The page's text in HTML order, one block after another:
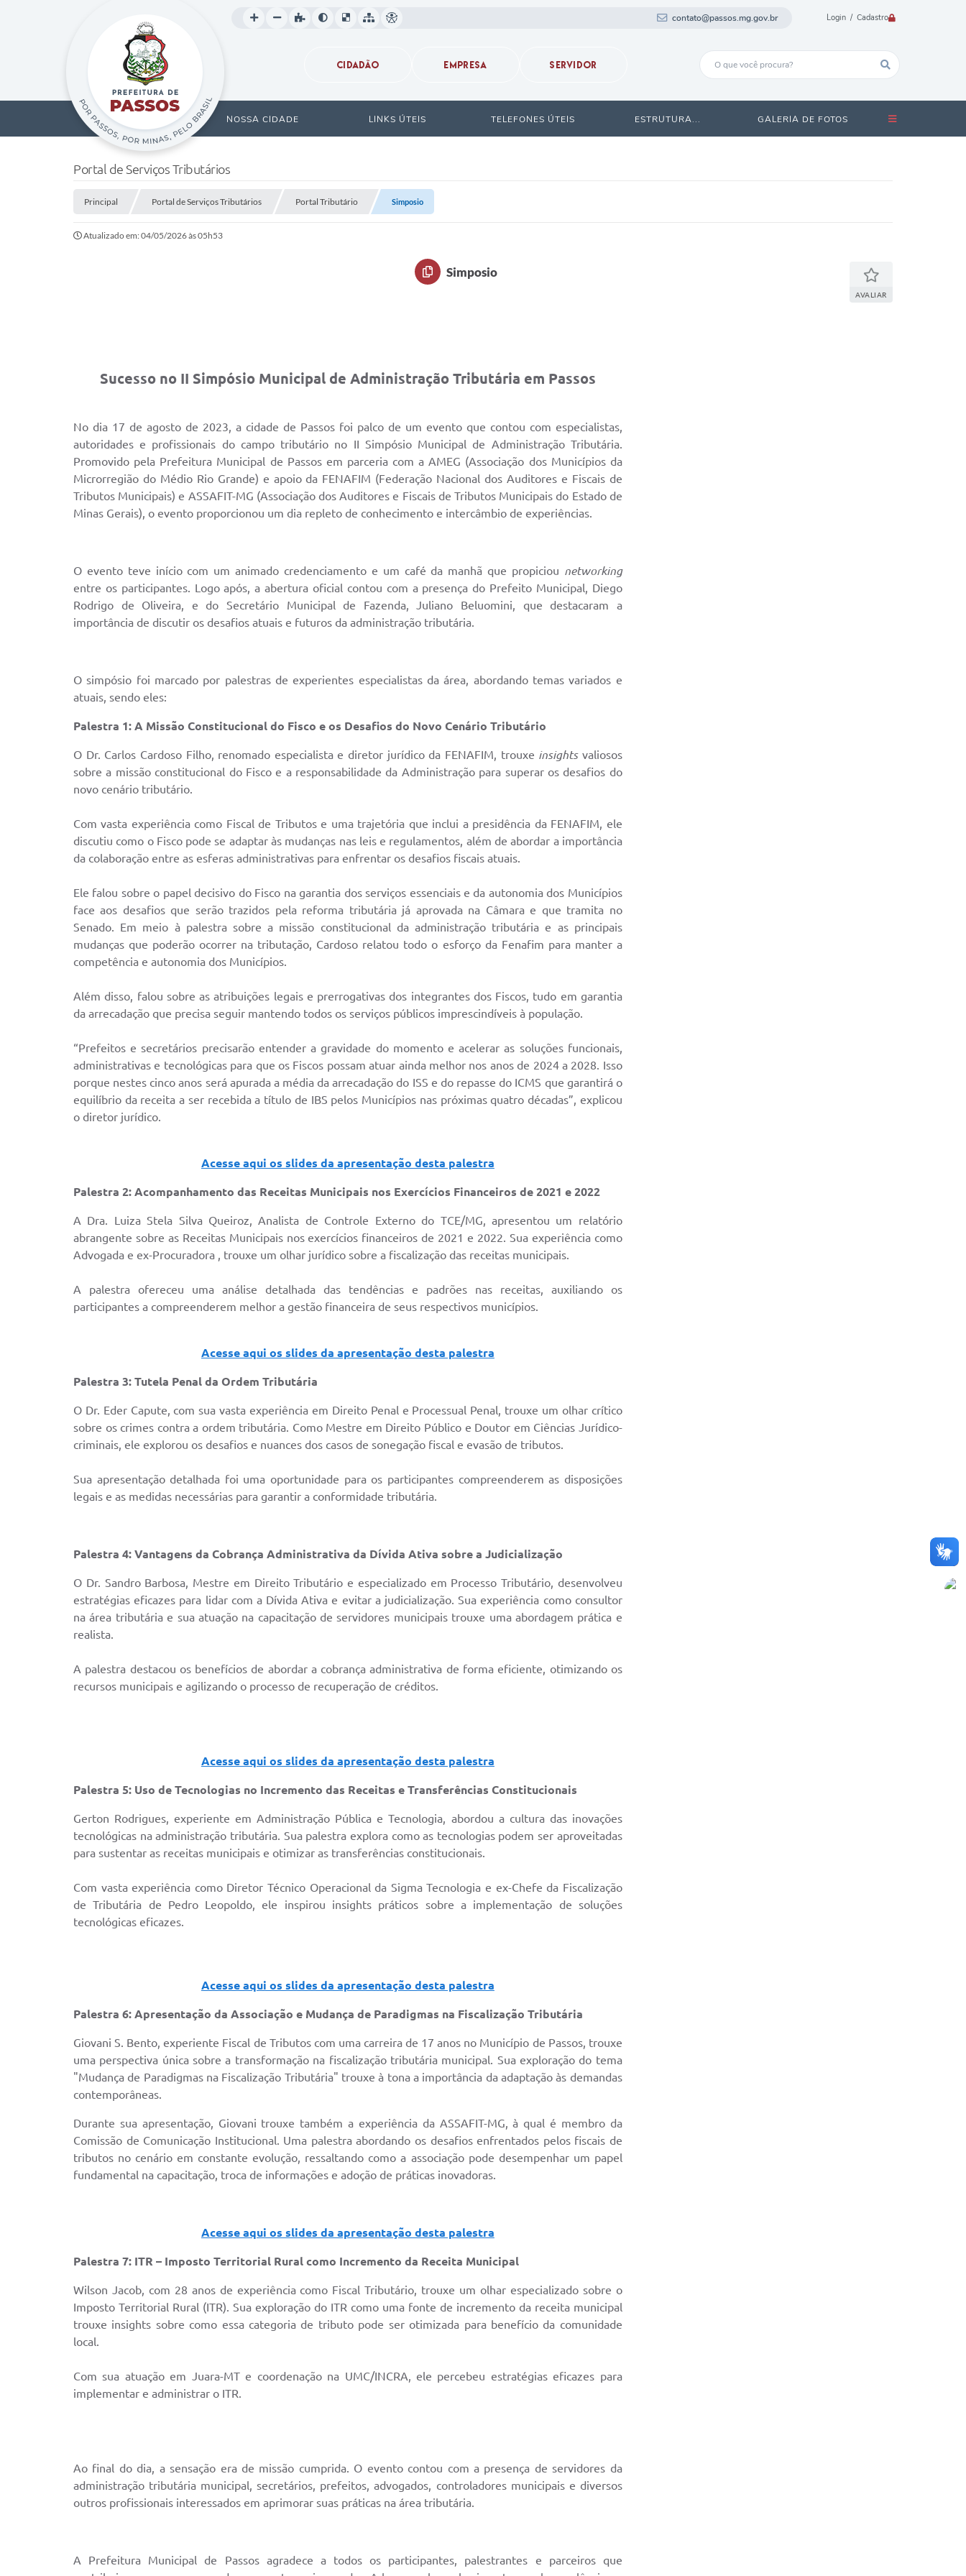
Login / Cadastro
contato@passos.mg.gov.br
CIDADÃO EMPRESA SERVIDOR
NOSSA CIDADE LINKS ÚTEIS TELEFONES ÚTEIS ESTRUTURA... GALERIA DE FOTOS
Portal de Serviços Tributários
Principal Portal de Serviços Tributários Portal Tributário Simposio
Atualizado em: 04/05/2026 às 05h53
Simposio
AVALIAR
Sucesso no II Simpósio Municipal de Administração Tributária em Passos
No dia 17 de agosto de 2023, a cidade de Passos foi palco de um evento que contou com especialistas,
autoridades e profissionais do campo tributário no II Simpósio Municipal de Administração Tributária.
Promovido pela Prefeitura Municipal de Passos em parceria com a AMEG (Associação dos Municípios da
Microrregião do Médio Rio Grande) e apoio da FENAFIM (Federação Nacional dos Auditores e Fiscais de
Tributos Municipais) e ASSAFIT-MG (Associação dos Auditores e Fiscais de Tributos Municipais do Estado de
Minas Gerais), o evento proporcionou um dia repleto de conhecimento e intercâmbio de experiências.
O evento teve início com um animado credenciamento e um café da manhã que propiciou networking
entre os participantes. Logo após, a abertura oficial contou com a presença do Prefeito Municipal, Diego
Rodrigo de Oliveira, e do Secretário Municipal de Fazenda, Juliano Beluomini, que destacaram a
importância de discutir os desafios atuais e futuros da administração tributária.
O simpósio foi marcado por palestras de experientes especialistas da área, abordando temas variados e
atuais, sendo eles:
Palestra 1: A Missão Constitucional do Fisco e os Desafios do Novo Cenário Tributário
O Dr. Carlos Cardoso Filho, renomado especialista e diretor jurídico da FENAFIM, trouxe insightsvaliosos
sobre a missão constitucional do Fisco e a responsabilidade da Administração para superar os desafios do
novo cenário tributário.
Com vasta experiência como Fiscal de Tributos e uma trajetória que inclui a presidência da FENAFIM, ele
discutiu como o Fisco pode se adaptar às mudanças nas leis e regulamentos, além de abordar a importância
da colaboração entre as esferas administrativas para enfrentar os desafios fiscais atuais.
Ele falou sobre o papel decisivo do Fisco na garantia dos serviços essenciais e da autonomia dos Municípios
face aos desafios que serão trazidos pela reforma tributária já aprovada na Câmara e que tramita no
Senado. Em meio à palestra sobre a missão constitucional da administração tributária e as principais
mudanças que poderão ocorrer na tributação, Cardoso relatou todo o esforço da Fenafim para manter a
competência e autonomia dos Municípios.
Além disso, falou sobre as atribuições legais e prerrogativas dos integrantes dos Fiscos, tudo em garantia
da arrecadação que precisa seguir mantendo todos os serviços públicos imprescindíveis à população.
“Prefeitos e secretários precisarão entender a gravidade do momento e acelerar as soluções funcionais,
administrativas e tecnológicas para que os Fiscos possam atuar ainda melhor nos anos de 2024 a 2028. Isso
porque nestes cinco anos será apurada a média da arrecadação do ISS e do repasse do ICMS que garantirá o
equilíbrio da receita a ser recebida a título de IBS pelos Municípios nas próximas quatro décadas”, explicou
o diretor jurídico.
Acesse aqui os slides da apresentação desta palestra
Palestra 2: Acompanhamento das Receitas Municipais nos Exercícios Financeiros de 2021 e 2022
A Dra. Luiza Stela Silva Queiroz, Analista de Controle Externo do TCE/MG, apresentou um relatório
abrangente sobre as Receitas Municipais nos exercícios financeiros de 2021 e 2022. Sua experiência como
Advogada e ex-Procuradora , trouxe um olhar jurídico sobre a fiscalização das receitas municipais.
A palestra ofereceu uma análise detalhada das tendências e padrões nas receitas, auxiliando os
participantes a compreenderem melhor a gestão financeira de seus respectivos municípios.
Acesse aqui os slides da apresentação desta palestra
Palestra 3: Tutela Penal da Ordem Tributária
O Dr. Eder Capute, com sua vasta experiência em Direito Penal e Processual Penal, trouxe um olhar crítico
sobre os crimes contra a ordem tributária. Como Mestre em Direito Público e Doutor em Ciências Jurídico-
criminais, ele explorou os desafios e nuances dos casos de sonegação fiscal e evasão de tributos.
Sua apresentação detalhada foi uma oportunidade para os participantes compreenderem as disposições
legais e as medidas necessárias para garantir a conformidade tributária.
Palestra 4: Vantagens da Cobrança Administrativa da Dívida Ativa sobre a Judicialização
O Dr. Sandro Barbosa, Mestre em Direito Tributário e especializado em Processo Tributário, desenvolveu
estratégias eficazes para lidar com a Dívida Ativa e evitar a judicialização. Sua experiência como consultor
na área tributária e sua atuação na capacitação de servidores municipais trouxe uma abordagem prática e
realista.
A palestra destacou os benefícios de abordar a cobrança administrativa de forma eficiente, otimizando os
recursos municipais e agilizando o processo de recuperação de créditos.
Acesse aqui os slides da apresentação desta palestra
Palestra 5: Uso de Tecnologias no Incremento das Receitas e Transferências Constitucionais
Gerton Rodrigues, experiente em Administração Pública e Tecnologia, abordou a cultura das inovações
tecnológicas na administração tributária. Sua palestra explora como as tecnologias podem ser aproveitadas
para sustentar as receitas municipais e otimizar as transferências constitucionais.
Com vasta experiência como Diretor Técnico Operacional da Sigma Tecnologia e ex-Chefe da Fiscalização
de Tributária de Pedro Leopoldo, ele inspirou insights práticos sobre a implementação de soluções
tecnológicas eficazes.
Acesse aqui os slides da apresentação desta palestra
Palestra 6: Apresentação da Associação e Mudança de Paradigmas na Fiscalização Tributária
Giovani S. Bento, experiente Fiscal de Tributos com uma carreira de 17 anos no Município de Passos, trouxe
uma perspectiva única sobre a transformação na fiscalização tributária municipal. Sua exploração do tema
"Mudança de Paradigmas na Fiscalização Tributária" trouxe à tona a importância da adaptação às demandas
contemporâneas.
Durante sua apresentação, Giovani trouxe também a experiência da ASSAFIT-MG, à qual é membro da
Comissão de Comunicação Institucional. Uma palestra abordando os desafios enfrentados pelos fiscais de
tributos no cenário em constante evolução, ressaltando como a associação pode desempenhar um papel
fundamental na capacitação, troca de informações e adoção de práticas inovadoras.
Acesse aqui os slides da apresentação desta palestra
Palestra 7: ITR – Imposto Territorial Rural como Incremento da Receita Municipal
Wilson Jacob, com 28 anos de experiência como Fiscal Tributário, trouxe um olhar especializado sobre o
Imposto Territorial Rural (ITR). Sua exploração do ITR como uma fonte de incremento da receita municipal
trouxe insights sobre como essa categoria de tributo pode ser otimizada para benefício da comunidade
local.
Com sua atuação em Juara-MT e coordenação na UMC/INCRA, ele percebeu estratégias eficazes para
implementar e administrar o ITR.
Ao final do dia, a sensação era de missão cumprida. O evento contou com a presença de servidores da
administração tributária municipal, secretários, prefeitos, advogados, controladores municipais e diversos
outros profissionais interessados ​​em aprimorar suas práticas na área tributária.
A Prefeitura Municipal de Passos agradece a todos os participantes, palestrantes e parceiros que